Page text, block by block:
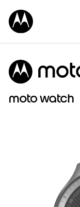
moto watch